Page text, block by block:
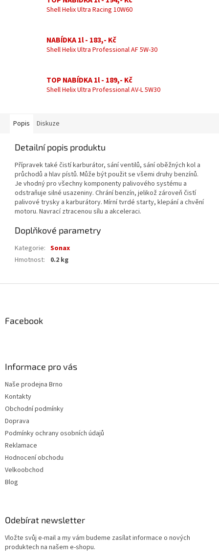
Shell Helix Ultra Racing 10W60
NABÍDKA 1l - 183,- Kč
Shell Helix Ultra Professional AF 5W-30
TOP NABÍDKA 1l - 189,- Kč
Shell Helix Ultra Professional AV-L 5W30
Popis Diskuze
Detailní popis produktu
Přípravek také čistí karburátor, sání ventilů, sání oběžných kol a
průchodů a hlav pístů. Může být použit se všemi druhy benzínů.
Je vhodný pro všechny komponenty palivového systému a
odstraňuje silné usazeniny. Chrání benzín, jelikož zároveň čistí
palivové trysky a karburátory. Mírní tvrdé starty, klepání a chvění
motoru. Navrací ztracenou sílu a akceleraci.
Doplňkové parametry
Kategorie: Sonax
Hmotnost: 0.2 kg
Facebook
Informace pro vás
Naše prodejna Brno
Kontakty
Obchodní podmínky
Doprava
Podmínky ochrany osobních údajů
Reklamace
Hodnocení obchodu
Velkoobchod
Blog
Odebírat newsletter
Vložte svůj e-mail a my vám budeme zasílat informace o nových
produktech na našem e-shopu.